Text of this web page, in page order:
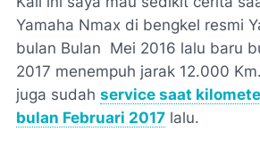
Yamaha Nmax di bengkel resmi
bulan Bulan Mei 2016 lalu baru
2017 menempuh jarak 12.000
juga sudah service saat
bulan Februari 2017 lalu.